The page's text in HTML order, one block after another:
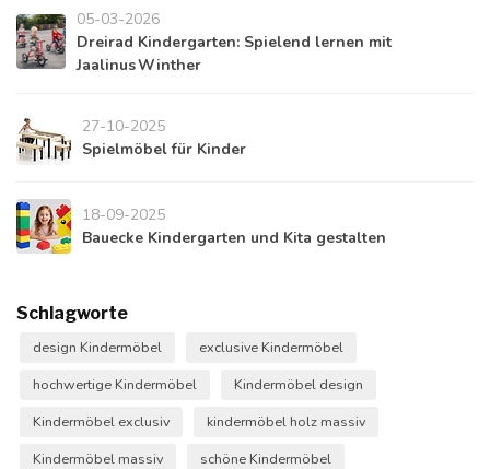
05-03-2026
Dreirad Kindergarten: Spielend lernen mit
Jaalinus Winther
27-10-2025
Spielmöbel für Kinder
18-09-2025
Bauecke Kindergarten und Kita gestalten
Schlagworte
design Kindermöbel
exclusive Kindermöbel
hochwertige Kindermöbel
Kindermöbel design
Kindermöbel exclusiv
kindermöbel holz massiv
Kindermöbel massiv
schöne Kindermöbel